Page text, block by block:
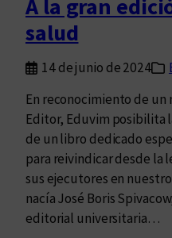
p
t
a
n
d
o
p
o
r
l
A la gran
salud
14 de junio de 2024
En reconocimiento de un
Editor, Eduvim posibilita
de un libro dedicado
para reivindicar desde la
sus ejecutores en
nacía José Boris
editorial universitaria…